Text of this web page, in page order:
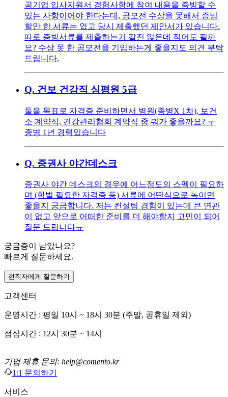
공기업 입사지원서 경험사항에 참여 내용을 증빙할 수
있는 사항이어야 한다는데, 공모전 수상을 못해서 증빙
할만 한 서류는 없고 당시 제출했던 제안서가 있습니다.
따로 증빙서류를 제출하는거 같진 않은데 적어도 될까
요? 수상 못 한 공모전을 기입하는게 좋을지도 의견 부탁
드립니다.
Q. 건보 건강직 심평원 5급
둘을 목표로 자격증 준비하면서 병원(종병X 1차), 보건
소 계약직, 건강관리협회 계약직 중 뭐가 좋을까요? ㅜ
종병 1년 경력있습니다
Q. 증권사 야간데스크
증권사 야간 데스크의 경우에 어느정도의 스펙이 필요하
며 (학벌 필요한 자격증 등) 서류에 어떤식으로 녹이면
좋을지 궁금합니다. 저는 컨설팅 경험이 있는데 큰 연관
이 없고 앞으로 어떠한 준비를 더 해야할지 고민이 되어
질문 드립니다ㅠ
궁금증이 남았나요?
빠르게 질문하세요.
현직자에게 질문하기
고객센터
운영시간 : 평일 10시 ~ 18시 30분 (주말, 공휴일 제외)
점심시간 : 12시 30분 ~ 14시
기업 제휴 문의: help@comento.kr
1:1 문의하기
서비스